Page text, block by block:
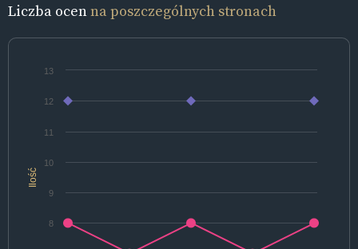
Liczba ocenna poszczególnych stronach
Ilość
8
9
10
11
12
13